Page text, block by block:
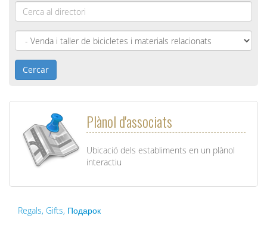
Nom
*
Cercar
Plànol d'associats
Ubicació dels establiments en un plànol
interactiu
Regals, Gifts, Подарок